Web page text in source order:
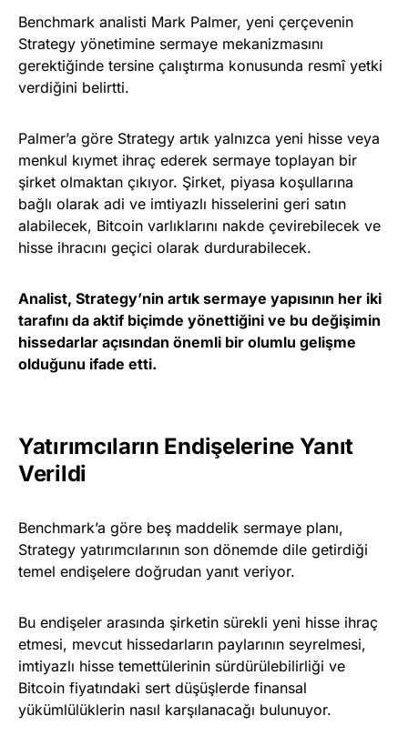
Benchmark analisti Mark Palmer, yeni çerçevenin
Strategy yönetimine sermaye mekanizmasını
gerektiğinde tersine çalıştırma konusunda resmî yetki
verdiğini belirtti.
Palmer’a göre Strategy artık yalnızca yeni hisse veya
menkul kıymet ihraç ederek sermaye toplayan bir
şirket olmaktan çıkıyor. Şirket, piyasa koşullarına
bağlı olarak adi ve imtiyazlı hisselerini geri satın
alabilecek, Bitcoin varlıklarını nakde çevirebilecek ve
hisse ihracını geçici olarak durdurabilecek.
Analist, Strategy’nin artık sermaye yapısının her iki
tarafını da aktif biçimde yönettiğini ve bu değişimin
hissedarlar açısından önemli bir olumlu gelişme
olduğunu ifade etti.
Yatırımcıların Endişelerine Yanıt
Verildi
Benchmark’a göre beş maddelik sermaye planı,
Strategy yatırımcılarının son dönemde dile getirdiği
temel endişelere doğrudan yanıt veriyor.
Bu endişeler arasında şirketin sürekli yeni hisse ihraç
etmesi, mevcut hissedarların paylarının seyrelmesi,
imtiyazlı hisse temettülerinin sürdürülebilirliği ve
Bitcoin fiyatındaki sert düşüşlerde finansal
yükümlülüklerin nasıl karşılanacağı bulunuyor.